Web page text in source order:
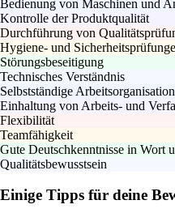
Bedienung von Maschinen und
Kontrolle der Produktqualität
Durchführung von
Hygiene- und
Störungsbeseitigung
Technisches Verständnis
Selbstständige Arbeitsorganisation
Einhaltung von Arbeits- und
Flexibilität
Teamfähigkeit
Gute Deutschkenntnisse in Wort
Qualitätsbewusstsein
Einige Tipps für deine